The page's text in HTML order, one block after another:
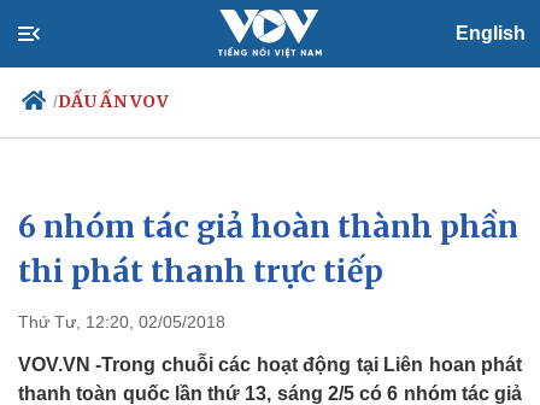
English
/DẤU ẤN VOV
Chính trị
Đảng
Tổ chức nhân sự
Nhận diện sự thật
Xã hội
Tin 24h
Dự báo thời tiết
Việc làm
Biển đảo
6 nhóm tác giả hoàn thành phần
thi phát thanh trực tiếp
Thứ Tư, 12:20, 02/05/2018
VOV.VN -Trong chuỗi các hoạt động tại Liên hoan phát
thanh toàn quốc lần thứ 13, sáng 2/5 có 6 nhóm tác giả